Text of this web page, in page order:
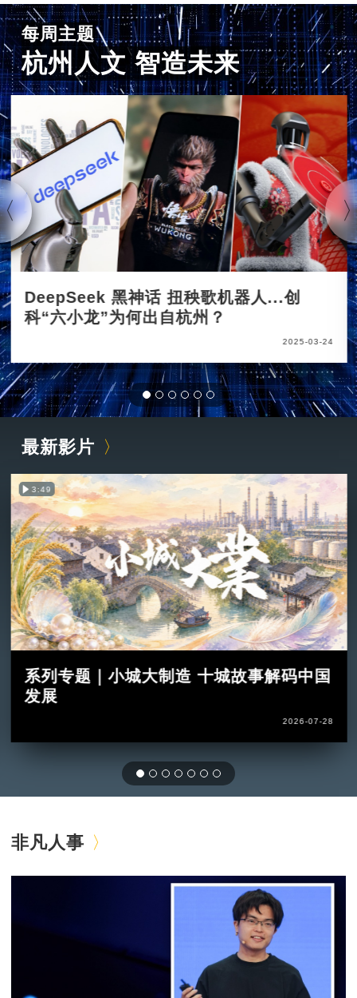
每周主题
杭州人文 智造未来
DeepSeek 黑神话 扭秧歌机器人...创
科“六小龙”为何出自杭州？
2025-03-24
最新影片
3:49
系列专题｜小城大制造 十城故事解码中国
发展
2026-07-28
非凡人事